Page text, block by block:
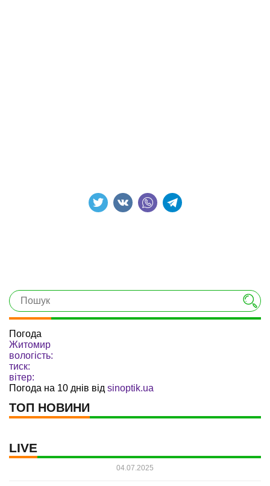
Погода
Житомир
вологість:
тиск:
вітер:
Погода на 10 днів від sinoptik.ua
ТОП НОВИНИ
LIVE
04.07.2025